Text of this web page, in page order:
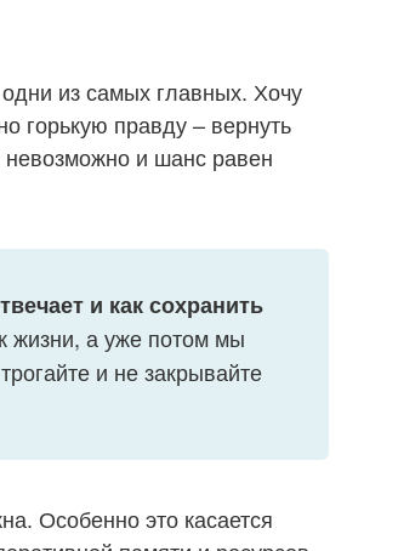
из самых главных. Хочу
горькую правду – вернуть
невозможно и шанс равен
и как сохранить
жизни, а уже потом мы
и не закрывайте
Особенно это касается